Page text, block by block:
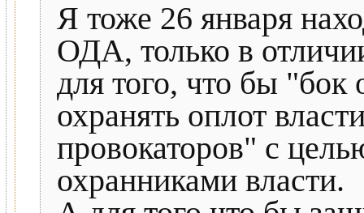
Я тоже 26 января
ОДА, только в
для того, что бы
охранять оплот
провокаторов" с
охранниками власти.